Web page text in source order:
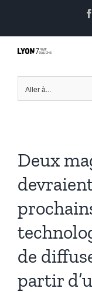
contenu
Aller à...
Deux
de
partir